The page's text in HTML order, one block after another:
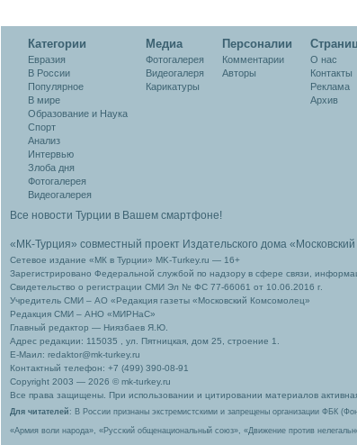
журналистов в
стране
турецких
журналистов в
Швеции
Категории
Евразия
В России
Популярное
В мире
Образование и Наука
Спорт
Анализ
Интервью
Злоба дня
Фотогалерея
Видеогалерея
Медиа
Фотогалерея
Видеогалеря
Карикатуры
Персоналии
Комментарии
Авторы
О нас
Контакты
Реклама
Архив
Все новости Турции в Вашем смартфоне!
«МК-Турция» совместный проект Издательского дома
Сетевое издание «МК в Турции» MK-Turkey.ru — 16+
Зарегистрировано Федеральной службой по надзору в сфере связи,
Свидетельство о регистрации СМИ Эл № ФС 77-66061 от 10.06.2016 г.
Учредитель СМИ – АО «Редакция газеты «Московский Комсомолец»
Редакция СМИ – АНО «МИРНаС»
Главный редактор — Ниязбаев Я.Ю.
Адрес редакции: 115035 , ул. Пятницкая, дом 25, строение 1.
Е-Маил: redaktor@mk-turkey.ru
Контактный телефон: +7 (499) 390-08-91
Copyright 2003 — 2026 © mk-turkey.ru
Все права защищены. При использовании и цитировании материалов
Для читателей : В России признаны экстремистскими и запрещены организации ФБК
«Армия воли народа», «Русский общенациональный союз», «Движение против